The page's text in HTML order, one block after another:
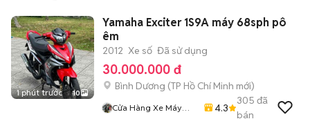
1 phút trước 10
Yamaha Exciter 1S9A máy 68sph pô
êm
2012 Xe số Đã sử dụng
30.000.000 đ
Bình Dương (TP Hồ Chí Minh mới)
Cửa Hàng Xe Máy
4.3
305 đã
bán